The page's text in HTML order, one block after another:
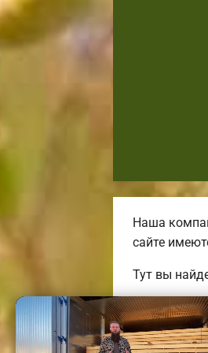
Наша
сайте
Тут вы
Мы